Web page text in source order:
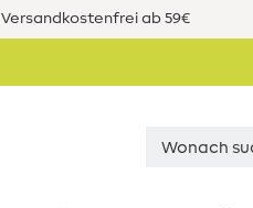
Versandkostenfrei ab 59€